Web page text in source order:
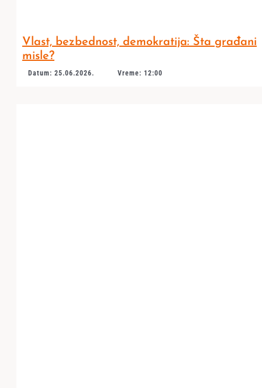
Vlast, bezbednost, demokratija: Šta građani
misle?
Datum: 25.06.2026. Vreme: 12:00